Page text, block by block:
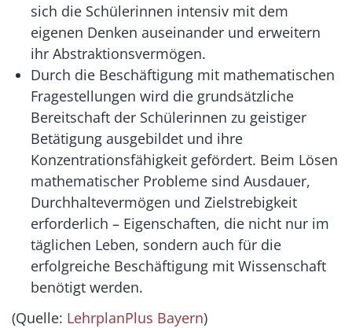
sich die Schülerinnen intensiv mit dem
eigenen Denken auseinander und erweitern
ihr Abstraktionsvermögen.
Durch die Beschäftigung mit mathematischen
Fragestellungen wird die grundsätzliche
Bereitschaft der Schülerinnen zu geistiger
Betätigung ausgebildet und ihre
Konzentrationsfähigkeit gefördert. Beim Lösen
mathematischer Probleme sind Ausdauer,
Durchhaltevermögen und Zielstrebigkeit
erforderlich – Eigenschaften, die nicht nur im
täglichen Leben, sondern auch für die
erfolgreiche Beschäftigung mit Wissenschaft
benötigt werden.
(Quelle: LehrplanPlus Bayern)